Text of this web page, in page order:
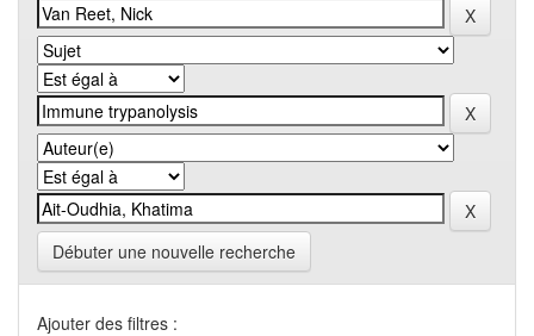
Débuter une nouvelle recherche
Ajouter des filtres :